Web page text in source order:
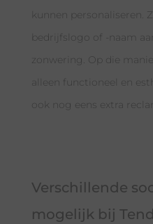
kunnen personaliseren.
bedrijfslogo of -naam
zonwering. Op die
alleen functioneel en
ook nog eens extra
Verschillende
mogelijk bij